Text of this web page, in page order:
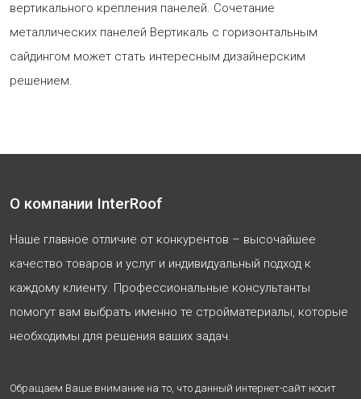
вертикального крепления панелей. Сочетание
металлических панелей Вертикаль с горизонтальным
сайдингом может стать интересным дизайнерским
решением.
О компании InterRoof
Наше главное отличие от конкурентов – высочайшее
качество товаров и услуг и индивидуальный подход к
каждому клиенту. Профессиональные консультанты
помогут вам выбрать именно те стройматериалы, которые
необходимы для решения ваших задач.
Обращаем Ваше внимание на то, что данный интернет-сайт носит